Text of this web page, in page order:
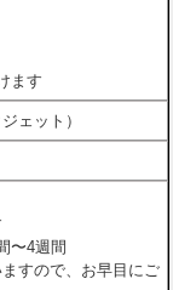
ます
ェット）
〜4週間
すので、お早目にご